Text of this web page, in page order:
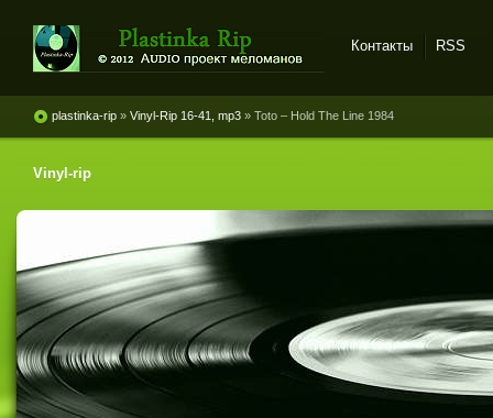
винила и магнитоальбомов
Контакты RSS
plastinka-rip » Vinyl-Rip 16-41, mp3 » Toto ‎– Hold The Line 1984
Vinyl-rip